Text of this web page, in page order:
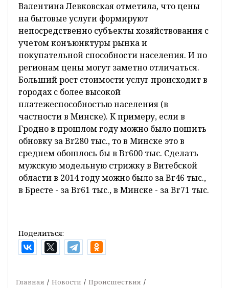
Валентина Левковская отметила, что цены
на бытовые услуги формируют
непосредственно субъекты хозяйствования с
учетом конъюнктуры рынка и
покупательной способности населения. И по
регионам цены могут заметно отличаться.
Больший рост стоимости услуг происходит в
городах с более высокой
платежеспособностью населения (в
частности в Минске). К примеру, если в
Гродно в прошлом году можно было пошить
обновку за Br280 тыс., то в Минске это в
среднем обошлось бы в Br600 тыс. Сделать
мужскую модельную стрижку в Витебской
области в 2014 году можно было за Br46 тыс.,
в Бресте - за Br61 тыс., в Минске - за Br71 тыс.
Поделиться:
Главная Новости Происшествия